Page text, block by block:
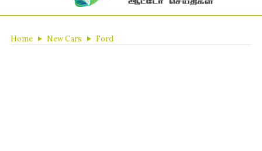
Home New Cars Ford